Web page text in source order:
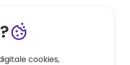
cookies,